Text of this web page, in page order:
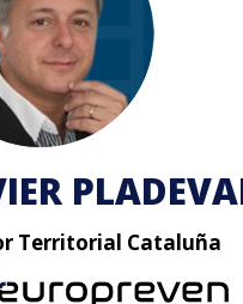
Territorial Cataluña